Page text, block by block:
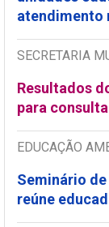
atendimento
SECRETARIA
Resultados
para consulta
EDUCAÇÃO
Seminário
reúne